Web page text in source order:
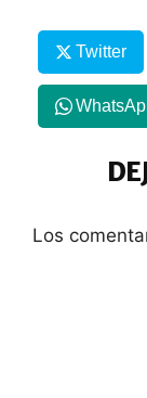
Twitter
Los